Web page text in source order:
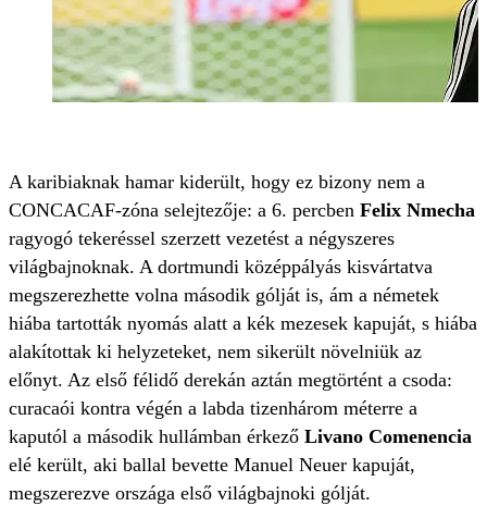
A karibiaknak hamar kiderült, hogy ez bizony nem a
CONCACAF-zóna selejtezője: a 6. percben Felix Nmecha
ragyogó tekeréssel szerzett vezetést a négyszeres
világbajnoknak. A dortmundi középpályás kisvártatva
megszerezhette volna második gólját is, ám a németek
hiába tartották nyomás alatt a kék mezesek kapuját, s hiába
alakítottak ki helyzeteket, nem sikerült növelniük az
előnyt. Az első félidő derekán aztán megtörtént a csoda:
curacaói kontra végén a labda tizenhárom méterre a
kaputól a második hullámban érkező Livano Comenencia
elé került, aki ballal bevette Manuel Neuer kapuját,
megszerezve országa első világbajnoki gólját.